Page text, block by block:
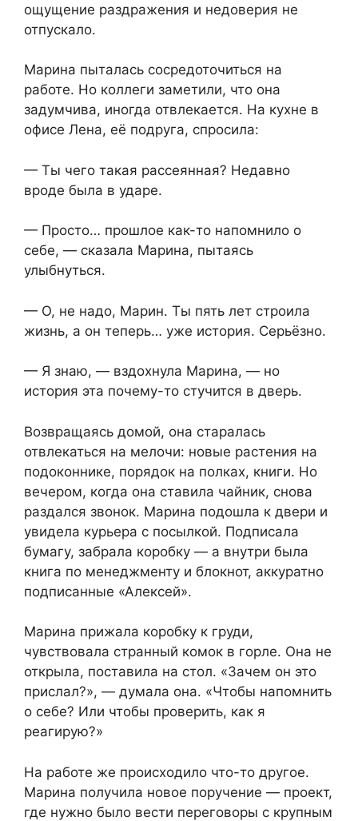
ощущение раздражения и недоверия не
отпускало.
Марина пыталась сосредоточиться на
работе. Но коллеги заметили, что она
задумчива, иногда отвлекается. На кухне в
офисе Лена, её подруга, спросила:
— Ты чего такая рассеянная? Недавно
вроде была в ударе.
— Просто… прошлое как-то напомнило о
себе, — сказала Марина, пытаясь
улыбнуться.
— О, не надо, Марин. Ты пять лет строила
жизнь, а он теперь… уже история. Серьёзно.
— Я знаю, — вздохнула Марина, — но
история эта почему-то стучится в дверь.
Возвращаясь домой, она старалась
отвлекаться на мелочи: новые растения на
подоконнике, порядок на полках, книги. Но
вечером, когда она ставила чайник, снова
раздался звонок. Марина подошла к двери и
увидела курьера с посылкой. Подписала
бумагу, забрала коробку — а внутри была
книга по менеджменту и блокнот, аккуратно
подписанные «Алексей».
Марина прижала коробку к груди,
чувствовала странный комок в горле. Она не
открыла, поставила на стол. «Зачем он это
прислал?», — думала она. «Чтобы напомнить
о себе? Или чтобы проверить, как я
реагирую?»
На работе же происходило что-то другое.
Марина получила новое поручение — проект,
где нужно было вести переговоры с крупным